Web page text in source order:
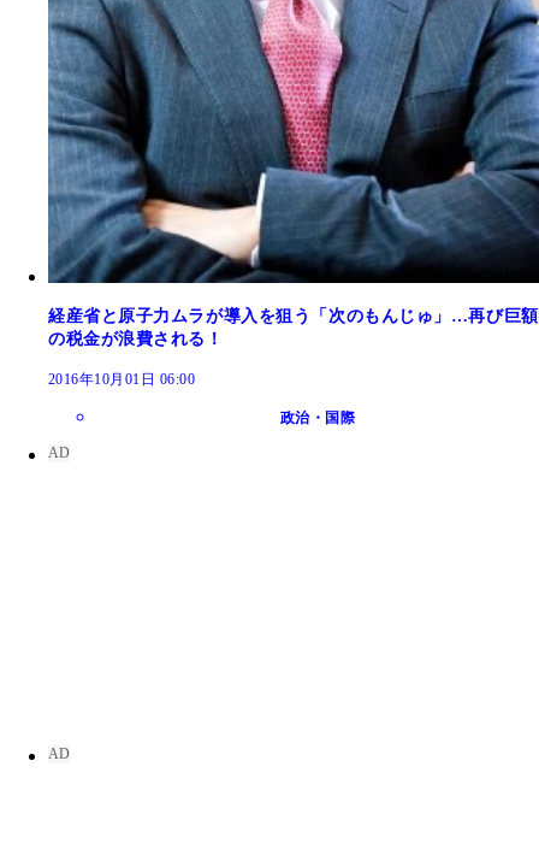
経産省と原子力ムラが導入を狙う「次のもんじゅ」…再び巨額
の税金が浪費される！
2016年10月01日 06:00
政治・国際